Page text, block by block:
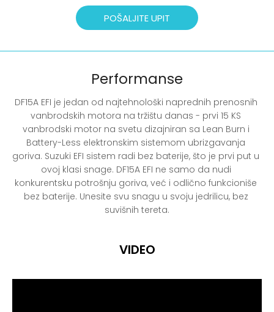
POŠALJITE UPIT
Performanse
DF15A EFI je jedan od najtehnološki naprednih prenosnih
vanbrodskih motora na tržištu danas - prvi 15 KS
vanbrodski motor na svetu dizajniran sa Lean Burn i
Battery-Less elektronskim sistemom ubrizgavanja
goriva. Suzuki EFI sistem radi bez baterije, što je prvi put u
ovoj klasi snage. DF15A EFI ne samo da nudi
konkurentsku potrošnju goriva, već i odlično funkcioniše
bez baterije. Unesite svu snagu u svoju jedrilicu, bez
suvišnih tereta.
VIDEO